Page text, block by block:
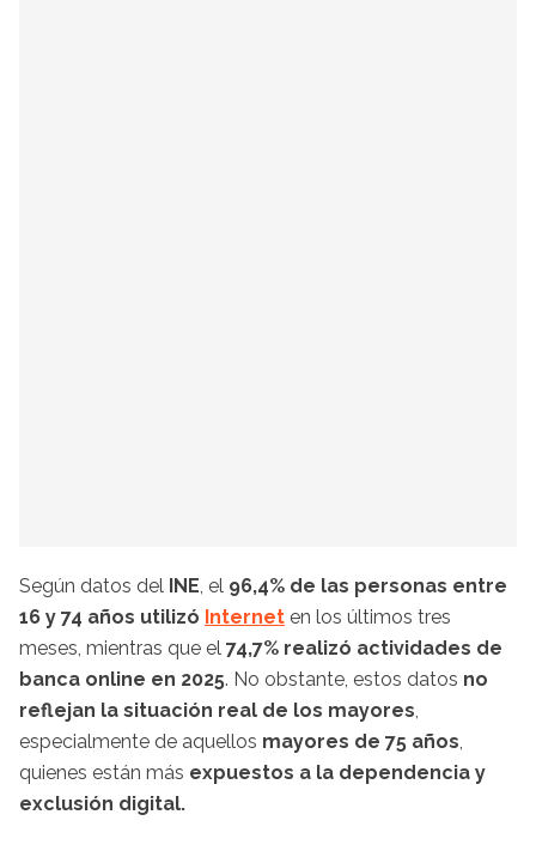
Según datos del INE, el 96,4% de las personas entre
16 y 74 años utilizó Internet en los últimos tres
meses, mientras que el 74,7% realizó actividades de
banca online en 2025. No obstante, estos datos no
reflejan la situación real de los mayores,
especialmente de aquellos mayores de 75 años,
quienes están más expuestos a la dependencia y
exclusión digital.